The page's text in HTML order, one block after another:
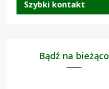
Szybki kontakt
Bądź na bieżąco